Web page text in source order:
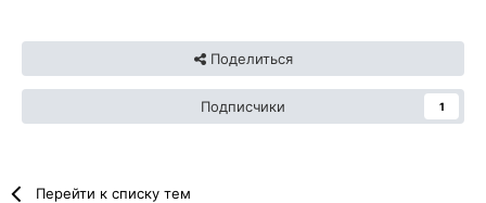
Поделиться
Подписчики 1
Перейти к списку тем